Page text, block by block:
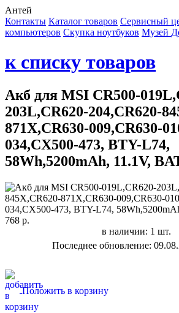
Антей
Контакты Каталог товаров Сервисный
компьютеров Cкупка ноутбуков Музей
к списку товаров
Акб для MSI CR500-
203L,CR620-204,CR620-
871X,CR630-009,CR630-
034,CX500-473, BTY-L74,
58Wh,5200mAh, 11.1V,
768 р.
в наличии: 1 шт.
Последнее обновление:
Положить в корзину